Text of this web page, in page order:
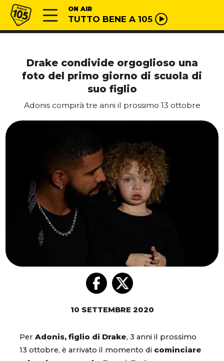
Vai al contenuto
Radio 105 ON AIR
TUTTO BENE A 105
Drake condivide orgoglioso una
foto del primo giorno di scuola di
suo figlio
Adonis compirà tre anni il prossimo 13 ottobre
10 SETTEMBRE 2020
Per Adonis, figlio di Drake, 3 anni il prossimo
13 ottobre, è arrivato il momento di cominciare